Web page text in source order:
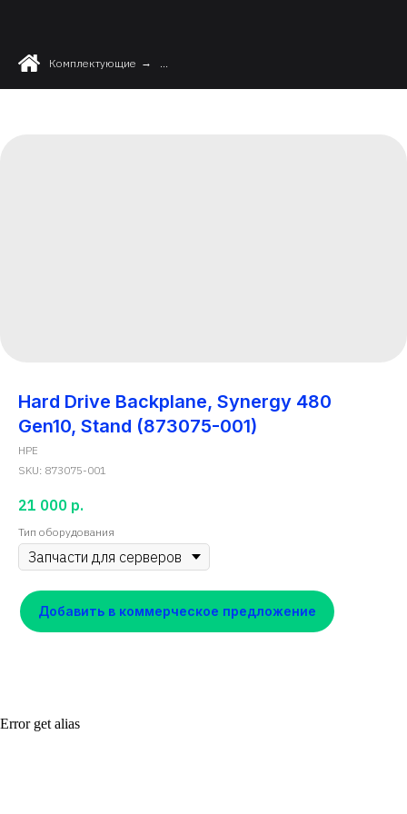
Комплектующие → ...
Hard Drive Backplane, Synergy 480
Gen10, Stand (873075-001)
HPE
SKU: 873075-001
21 000 р.
Тип оборудования
Добавить в коммерческое предложение
Error get alias